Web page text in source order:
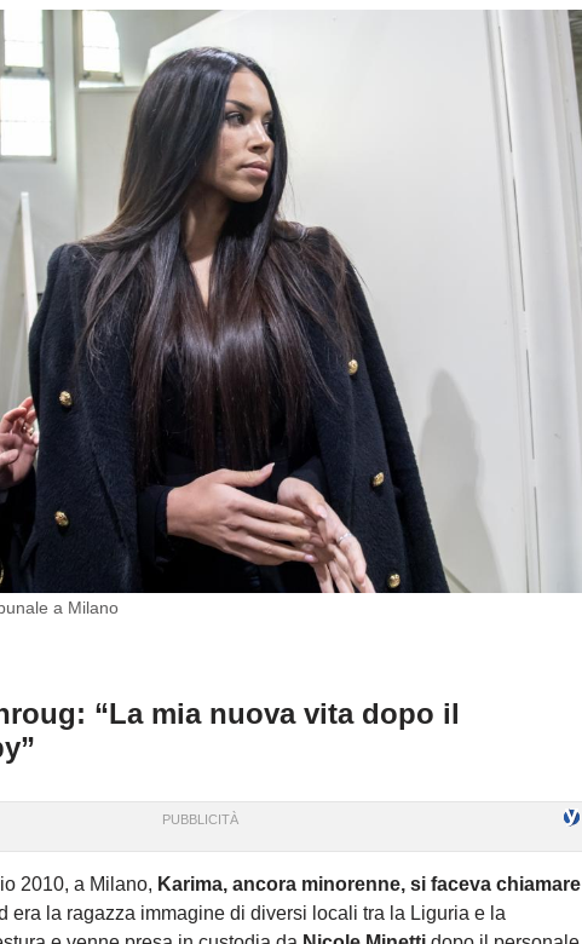
a Milano
“La mia nuova vita dopo il
2010, a Milano, Karima, ancora minorenne, si faceva chiamare
era la ragazza immagine di diversi locali tra la Liguria e la